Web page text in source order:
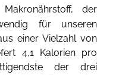
der
für unseren
einer Vielzahl von
4,1 Kalorien pro
der drei